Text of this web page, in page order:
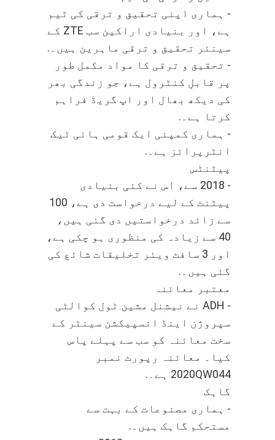
- ہماری اپنی تحقیق و ترقی کی ٹیم
ہے، اور بنیادی اراکین سب ZTE کے
سینئر تحقیق و ترقی ماہرین ہیں۔.
- تحقیق و ترقی کا مواد مکمل طور
پر قابلِ کنٹرول ہے، جو زندگی بھر
کی دیکھ بھال اور اپ گریڈ فراہم
کرتا ہے۔.
- ہماری کمپنی ایک قومی ہائی ٹیک
انٹرپرائز ہے۔.
پیٹنٹس
- 2018 سے، اس نے کئی بنیادی
پیٹنٹ کے لیے درخواست دی ہے، 100
سے زائد درخواستیں دی گئی ہیں،
40 سے زیادہ کی منظوری ہو چکی ہے،
اور 3 سافٹ ویئر تخلیقات شائع کی
گئی ہیں۔.
معتبر معائنہ
- ADH نے نیشنل مشین ٹول کوالٹی
سپروژن اینڈ انسپیکشن سینٹر کے
سخت معائنہ کو سب سے پہلے پاس
کیا۔ معائنہ رپورٹ نمبر
2020QW044 ہے۔.
گاہک
- ہماری مصنوعات کے بہت سے
مستحکم گاہک ہیں۔.